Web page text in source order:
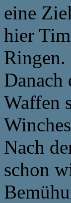
eine
hier
Waffen
Nach
schon